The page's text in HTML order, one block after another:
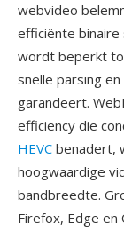
webvideo
efficiënte
wordt beperkt
snelle parsing
garandeert.
efficiency die
HEVC benadert,
hoogwaardige
bandbreedte.
Firefox, Edge